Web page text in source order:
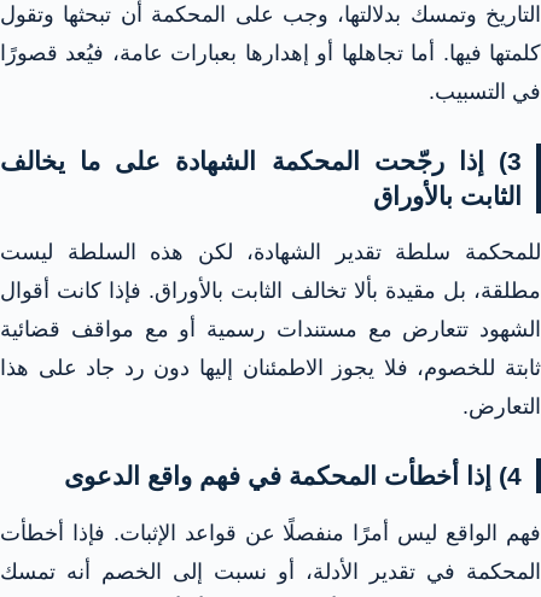
التاريخ وتمسك بدلالتها، وجب على المحكمة أن تبحثها وتقول
كلمتها فيها. أما تجاهلها أو إهدارها بعبارات عامة، فيُعد قصورًا
في التسبيب.
3) إذا رجّحت المحكمة الشهادة على ما يخالف
الثابت بالأوراق
للمحكمة سلطة تقدير الشهادة، لكن هذه السلطة ليست
مطلقة، بل مقيدة بألا تخالف الثابت بالأوراق. فإذا كانت أقوال
الشهود تتعارض مع مستندات رسمية أو مع مواقف قضائية
ثابتة للخصوم، فلا يجوز الاطمئنان إليها دون رد جاد على هذا
التعارض.
4) إذا أخطأت المحكمة في فهم واقع الدعوى
فهم الواقع ليس أمرًا منفصلًا عن قواعد الإثبات. فإذا أخطأت
المحكمة في تقدير الأدلة، أو نسبت إلى الخصم أنه تمسك